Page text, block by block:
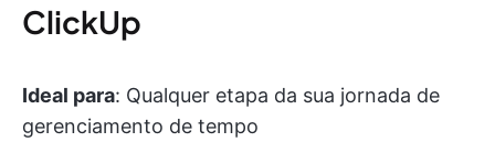
ClickUp
Ideal para: Qualquer etapa da sua jornada de
gerenciamento de tempo